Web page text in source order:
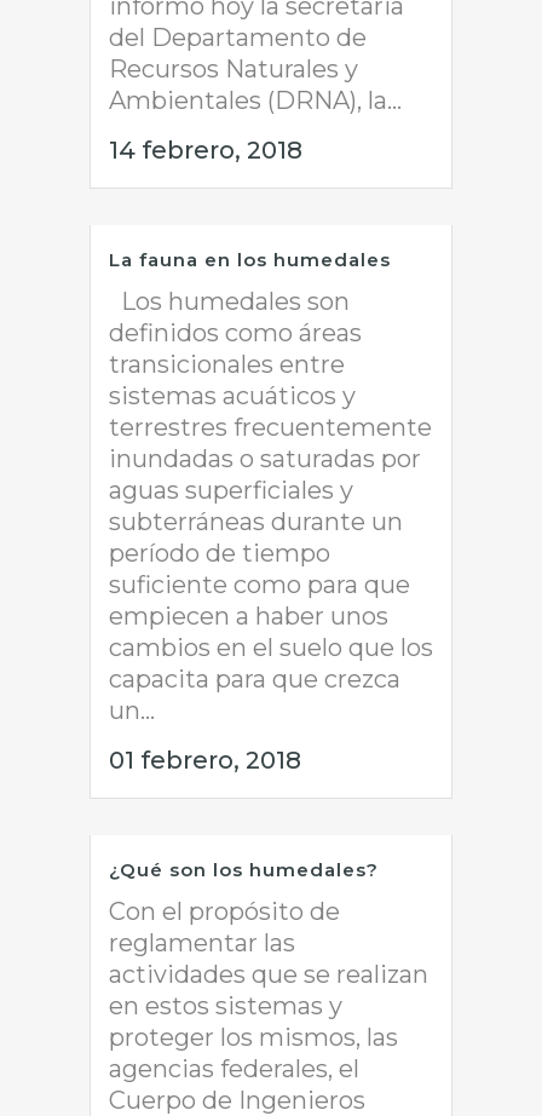
informó hoy la secretaria
del Departamento de
Recursos Naturales y
Ambientales (DRNA), la...
14 febrero, 2018
La fauna en los humedales
Los humedales son
definidos como áreas
transicionales entre
sistemas acuáticos y
terrestres frecuentemente
inundadas o saturadas por
aguas superficiales y
subterráneas durante un
período de tiempo
suficiente como para que
empiecen a haber unos
cambios en el suelo que los
capacita para que crezca
un...
01 febrero, 2018
¿Qué son los humedales?
Con el propósito de
reglamentar las
actividades que se realizan
en estos sistemas y
proteger los mismos, las
agencias federales, el
Cuerpo de Ingenieros